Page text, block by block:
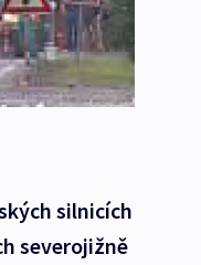
silnicích
severojižně